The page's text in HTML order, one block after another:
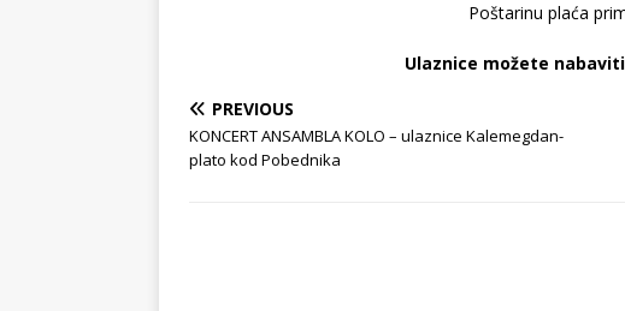
Poštarinu plaća
Ulaznice možete
PREVIOUS
KONCERT ANSAMBLA KOLO – ulaznice Kalemegdan-
plato kod Pobednika